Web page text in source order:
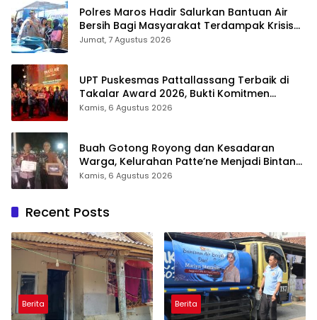
Polres Maros Hadir Salurkan Bantuan Air
Bersih Bagi Masyarakat Terdampak Krisis
Air Bersih Di Maros
Jumat, 7 Agustus 2026
UPT Puskesmas Pattallassang Terbaik di
Takalar Award 2026, Bukti Komitmen
Hadirkan Pelayanan Kesehatan Berkualitas
Kamis, 6 Agustus 2026
Buah Gotong Royong dan Kesadaran
Warga, Kelurahan Patte’ne Menjadi Bintang
Takalar Award 2026
Kamis, 6 Agustus 2026
Recent Posts
Berita Berita